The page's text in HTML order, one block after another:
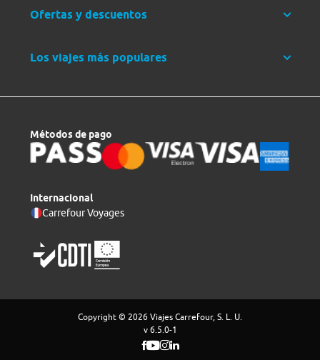
Ofertas y descuentos
Los viajes más populares
Métodos de pago
Internacional
Carrefour Voyages
Copyright © 2026 Viajes Carrefour, S. L. U.
v 6.5.0-1